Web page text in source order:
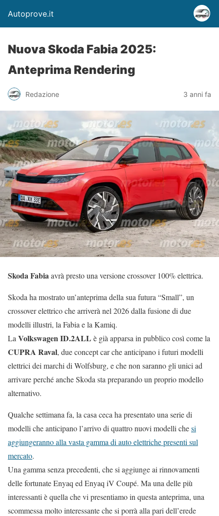
Autoprove.it
Nuova Skoda Fabia 2025:
Anteprima Rendering
Redazione 3 anni fa
Skoda Fabiaavrà presto una versione crossover 100% elettrica.
Skoda ha mostrato un’anteprima della sua futura “Small”, un
crossover elettrico che arriverà nel 2026 dalla fusione di due
modelli illustri, la Fabia e la Kamiq.
La Volkswagen ID.2ALL è già apparsa in pubblico così come la
CUPRA Raval, due concept car che anticipano i futuri modelli
elettrici dei marchi di Wolfsburg, e che non saranno gli unici ad
arrivare perché anche Skoda sta preparando un proprio modello
alternativo.
Qualche settimana fa, la casa ceca ha presentato una serie di
modelli che anticipano l’arrivo di quattro nuovi modelli chesi
aggiungeranno alla vasta gamma di auto elettriche presenti sul
mercato.
Una gamma senza precedenti, che si aggiunge ai rinnovamenti
delle fortunate Enyaq ed Enyaq iV Coupé. Ma una delle più
interessanti è quella che vi presentiamo in questa anteprima, una
scommessa molto interessante che si porrà alla pari dell’erede